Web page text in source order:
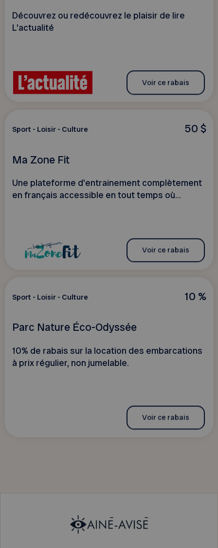
Découvrez ou redécouvrez le plaisir de lire
L’actualité
Voir ce rabais
50 $
Sport - Loisir - Culture
Ma Zone Fit
Une plateforme d’entrainement complètement
en français accessible en tout temps où...
Voir ce rabais
10 %
Sport - Loisir - Culture
Parc Nature Éco-Odyssée
10% de rabais sur la location des embarcations
à prix régulier, non jumelable.
Voir ce rabais